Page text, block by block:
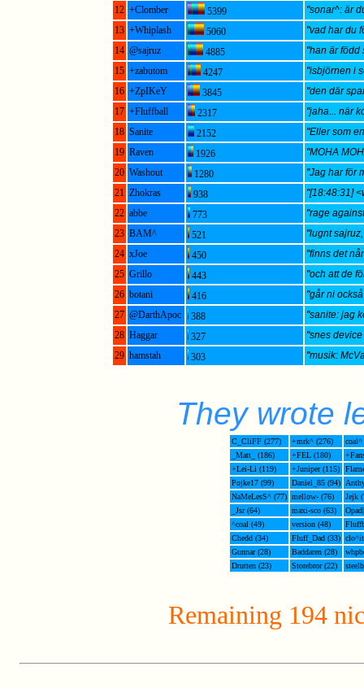
12 +Clomber 5399
"sonar^: är
13 +Whiplash 5060
"vad har du
14 @sajruz 4885
"han är född
15 +zabutom 4247
"isbjörnen i
16 +ZpIKeY 3845
"den där
17 +Fluffball 2317
"jaha... när
18 Sanite 2152
"Eller som
19 Raven 1926
"MOHA
20 Washout 1280
"Jag har för
21 Zhokras 938
"[18:48:31]
22 abbe 773
"rage
23 BAM^ 521
"lugnt
24 xJoe 450
"finns det
25 Grillo 443
"och att de
26 botani 416
"går ni
27 @DarthApoc 388
"sanite: jag
28 Haggar 327
"snes
29 hamstah 303 "musik:
They wrote
C_CliFF (277) +mrk^ (276)
coal^
_Matt_ (186)
+FEL (180)
+Lei-Li (119)
+Juniper (115)
Pojke17 (99)
Daniel_85 (94)
NaMeLesS^ (77) mellow- (76)
Jejk
_Jsr (64)
maxi-sco (63)
^coal (49)
version (48)
Chedd (34)
Fluff_Dad (33)
Gunnar (28)
Baddaren (28)
Drutten (23)
Storebror (22)
Remaining 194